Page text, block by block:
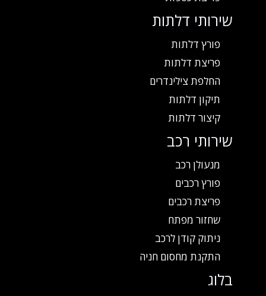
שירותי דלתות
פורץ דלתות
פריצת דלתות
החלפת צילינדרים
תיקון דלתות
קיצור דלתות
שירותי רכב
מנעולן רכב
פורץ רכבים
פריצת רכבים
שחזור מפתח
ניתוק קודן לרכב
התקנת מחסום חניה
בלוג